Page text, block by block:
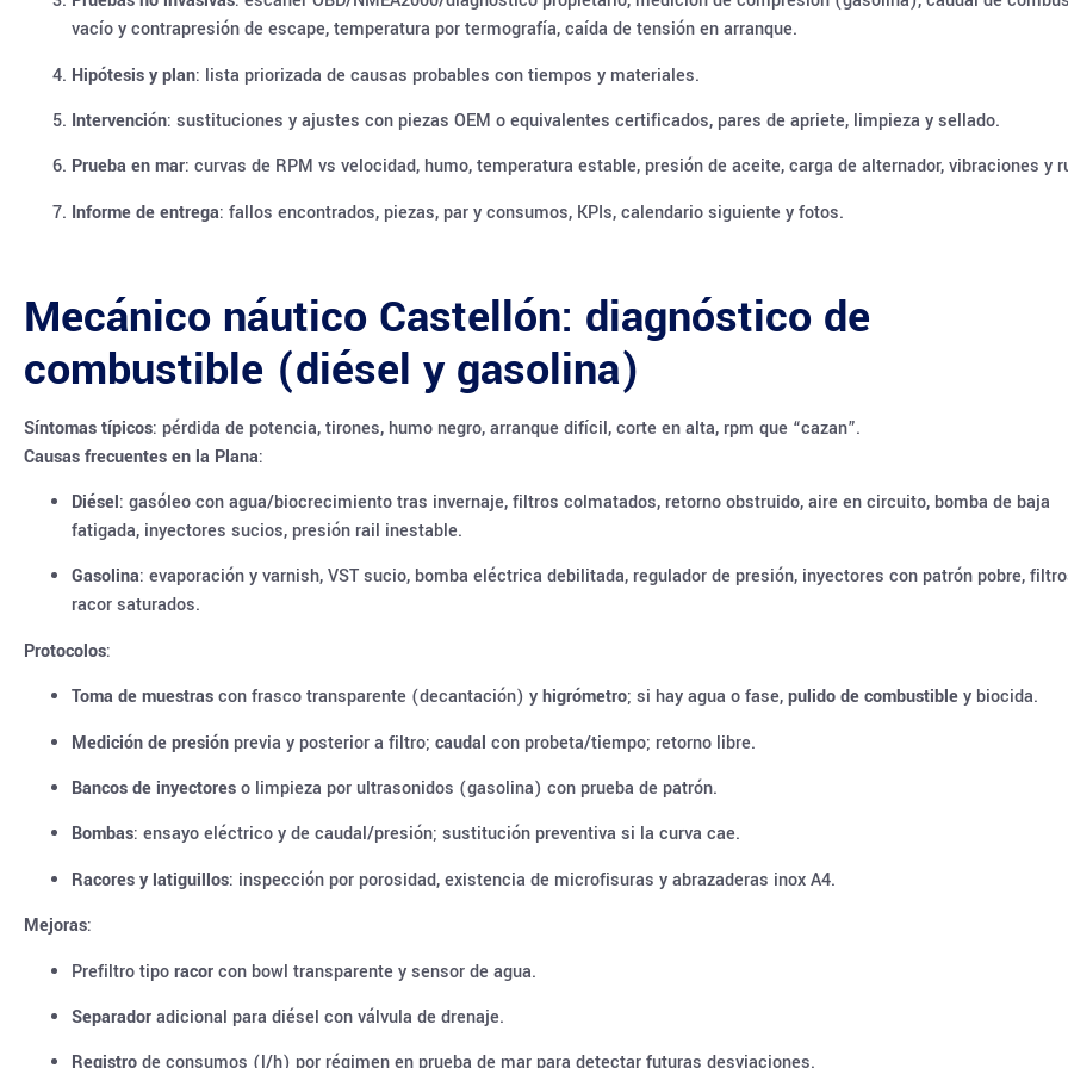
vacío y contrapresión de escape, temperatura por termografía, caída de tensión en arranque.
Hipótesis y plan: lista priorizada de causas probables con tiempos y materiales.
Intervención: sustituciones y ajustes con piezas OEM o equivalentes certificados, pares de apriete, limpieza y sellado.
Prueba en mar: curvas de RPM vs velocidad, humo, temperatura estable, presión de aceite, carga de alternador, vibraciones y
Informe de entrega: fallos encontrados, piezas, par y consumos, KPIs, calendario siguiente y fotos.
Mecánico náutico Castellón: diagnóstico de
combustible (diésel y gasolina)
Síntomas típicos: pérdida de potencia, tirones, humo negro, arranque difícil, corte en alta, rpm que “cazan”.
Causas frecuentes en la Plana:
Diésel: gasóleo con agua/biocrecimiento tras invernaje, filtros colmatados, retorno obstruido, aire en circuito, bomba de baja
fatigada, inyectores sucios, presión rail inestable.
Gasolina: evaporación y varnish, VST sucio, bomba eléctrica debilitada, regulador de presión, inyectores con patrón pobre,
racor saturados.
Protocolos:
Toma de muestrascon frasco transparente (decantación) yhigrómetro; si hay agua o fase,pulido de combustibley biocida.
Medición de presión previa y posterior a filtro; caudal con probeta/tiempo; retorno libre.
Bancos de inyectoreso limpieza por ultrasonidos (gasolina) con prueba de patrón.
Bombas: ensayo eléctrico y de caudal/presión; sustitución preventiva si la curva cae.
Racores y latiguillos: inspección por porosidad, existencia de microfisuras y abrazaderas inox A4.
Mejoras:
Prefiltro tiporacorcon bowl transparente y sensor de agua.
Separadoradicional para diésel con válvula de drenaje.